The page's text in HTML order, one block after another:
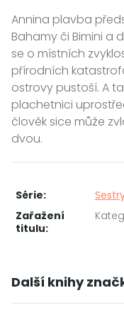
Annina plavba
Bahamy či Bimini a
se o místních
přírodních
ostrovy pustoší. A
plachetnici
člověk sice může
dvou.
Série:
Zařažení
titulu:
Další knihy